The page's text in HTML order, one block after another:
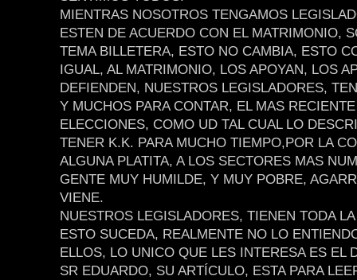
MIENTRAS NOSOTROS TENGAMOS
ESTEN DE ACUERDO CON EL MATRIMONIO,
TEMA BILLETERA, ESTO NO CAMBIA, ESTO
IGUAL, AL MATRIMONIO, LOS APOYAN, LOS
DEFIENDEN, NUESTROS LEGISLADORES,
Y MUCHOS PARA CONTAR, EL MAS
ELECCIONES, COMO UD TAL CUAL LO
TENER K.K. PARA MUCHO TIEMPO,POR LA
ALGUNA PLATITA, A LOS SECTORES MAS
GENTE MUY HUMILDE, Y MUY POBRE,
VIENE.
NUESTROS LEGISLADORES, TIENEN TODA
ESTO SUCEDA, REALMENTE NO LO
ELLOS, LO UNICO QUE LES INTERESA ES EL
SR EDUARDO, SU ARTÍCULO, ESTA PARA